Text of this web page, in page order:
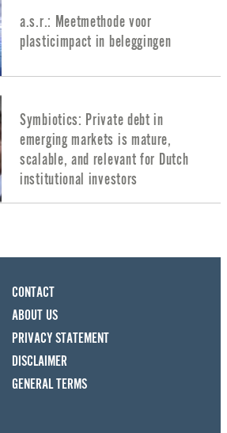
a.s.r.: Meetmethode voor
plasticimpact in beleggingen
Symbiotics: Private debt in
emerging markets is mature,
scalable, and relevant for Dutch
institutional investors
CONTACT
ABOUT US
PRIVACY STATEMENT
DISCLAIMER
GENERAL TERMS